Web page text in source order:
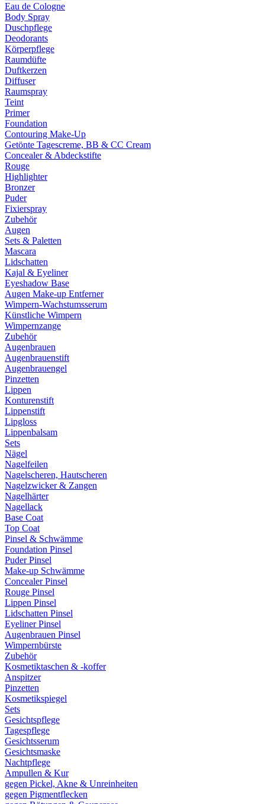
Eau de Cologne
Body Spray
Duschpflege
Deodorants
Körperpflege
Raumdüfte
Duftkerzen
Diffuser
Raumspray
Teint
Primer
Foundation
Contouring Make-Up
Getönte Tagescreme, BB & CC Cream
Concealer & Abdeckstifte
Rouge
Highlighter
Bronzer
Puder
Fixierspray
Zubehör
Augen
Sets & Paletten
Mascara
Lidschatten
Kajal & Eyeliner
Eyeshadow Base
Augen Make-up Entferner
Wimpern-Wachstumsserum
Künstliche Wimpern
Wimpernzange
Zubehör
Augenbrauen
Augenbrauenstift
Augenbrauengel
Pinzetten
Lippen
Konturenstift
Lippenstift
Lipgloss
Lippenbalsam
Sets
Nägel
Nagelfeilen
Nagelscheren, Hautscheren
Nagelzwicker & Zangen
Nagelhärter
Nagellack
Base Coat
Top Coat
Pinsel & Schwämme
Foundation Pinsel
Puder Pinsel
Make-up Schwämme
Concealer Pinsel
Rouge Pinsel
Lippen Pinsel
Lidschatten Pinsel
Eyeliner Pinsel
Augenbrauen Pinsel
Wimpernbürste
Zubehör
Kosmetiktaschen & -koffer
Anspitzer
Pinzetten
Kosmetikspiegel
Sets
Gesichtspflege
Tagespflege
Gesichtsserum
Gesichtsmaske
Nachtpflege
Ampullen & Kur
gegen Pickel, Akne & Unreinheiten
gegen Pigmentflecken